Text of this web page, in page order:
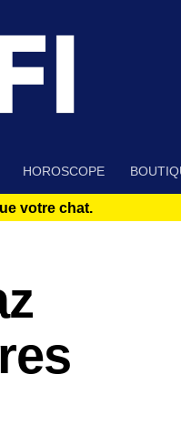
HOROSCOPE
votre chat.